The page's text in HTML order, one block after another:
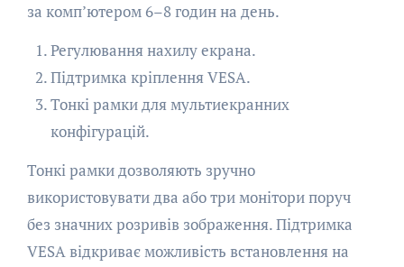
за комп’ютером 6–8 годин на день.
Регулювання нахилу екрана.
Підтримка кріплення VESA.
Тонкі рамки для мультиекранних
конфігурацій.
Тонкі рамки дозволяють зручно
використовувати два або три монітори поруч
без значних розривів зображення. Підтримка
VESA відкриває можливість встановлення на